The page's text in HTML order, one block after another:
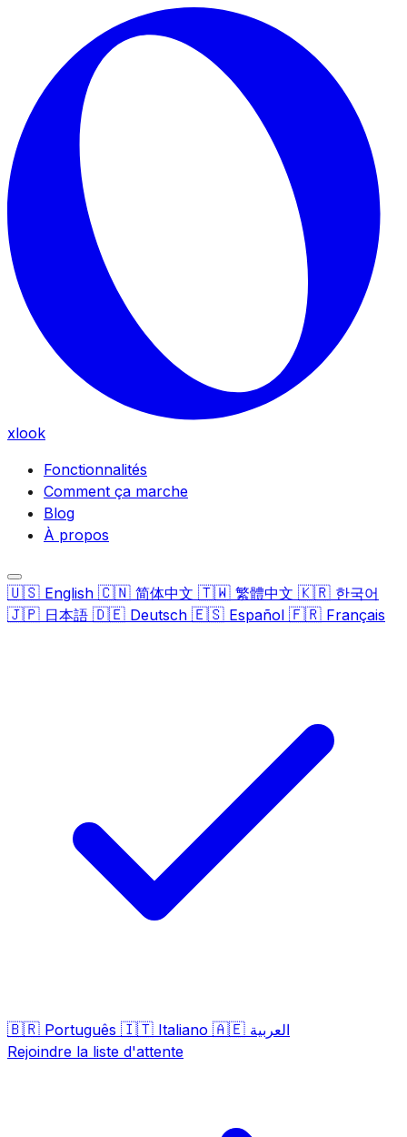
Skip to main content
xlook
Fonctionnalités
Comment ça marche
Blog
À propos
🇺🇸 English 🇨🇳 简体中文 🇹🇼 繁體中文 🇰🇷 한국어
🇯🇵 日本語 🇩🇪 Deutsch 🇪🇸 Español 🇫🇷 Français
🇧🇷 Português 🇮🇹 Italiano 🇦🇪 العربية
Rejoindre la liste d'attente